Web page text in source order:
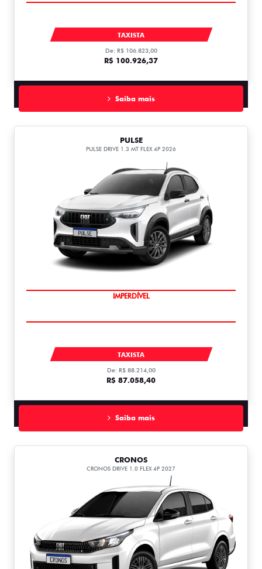
TAXISTA
De: R$ 106.823,00
R$ 100.926,37
Saiba mais
PULSE
PULSE DRIVE 1.3 MT FLEX 4P 2026
IMPERDÍVEL
TAXISTA
De: R$ 88.214,00
R$ 87.058,40
Saiba mais
CRONOS
CRONOS DRIVE 1.0 FLEX 4P 2027